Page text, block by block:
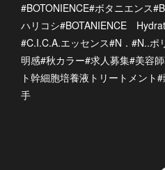
#BOTONIENCE#ボタニエンス
ハリコシ#BOTANIENCE
#C.I.C.A.エッセンス#N．#N..ポ
明感#秋カラー#求人募集#美容
ト幹細胞培養液トリートメント
手